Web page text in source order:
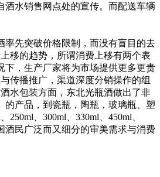
水销售网点处的宣传。而配送车辆
先突破价格限制，而没有盲目的去
移的趋势，所谓消费上移有两个表
下，生产厂家将为市场提供更多更贵
传播推广，渠道深度分销操作的组
水包装方面，东北光瓶酒做出了非
产品，到瓷瓶，陶瓶，玻璃瓶、塑
、300ml、330ml、450ml、
酒民广泛而又细分的审美需求与消费